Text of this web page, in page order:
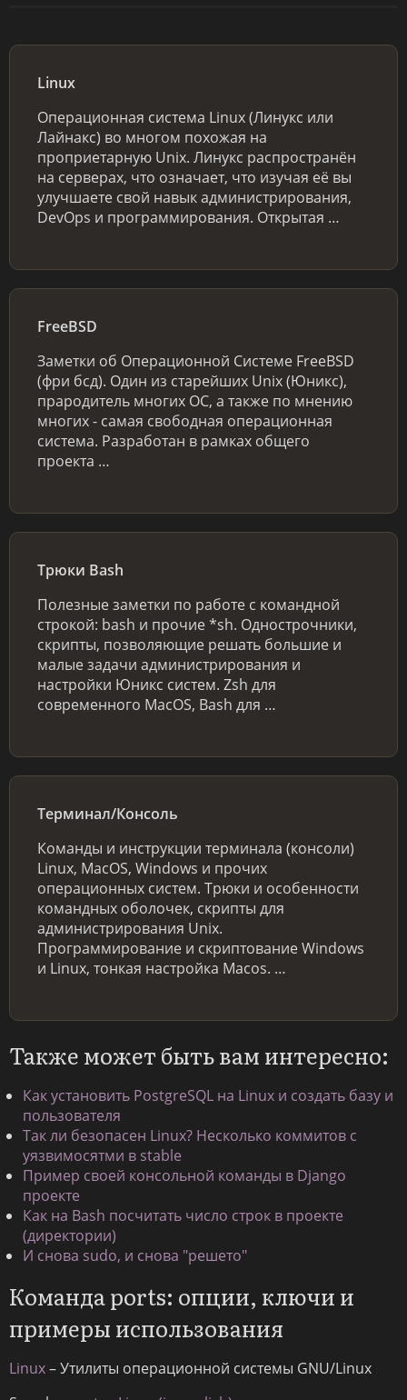
Linux
Операционная система Linux (Линукс или
Лайнакс) во многом похожая на
проприетарную Unix. Линукс распространён
на серверах, что означает, что изучая её вы
улучшаете свой навык администрирования,
DevOps и программирования. Открытая …
FreeBSD
Заметки об Операционной Системе FreeBSD
(фри бсд). Один из старейших Unix (Юникс),
прародитель многих ОС, а также по мнению
многих - самая свободная операционная
система. Разработан в рамках общего
проекта …
Трюки Bash
Полезные заметки по работе с командной
строкой: bash и прочие *sh. Однострочники,
скрипты, позволяющие решать большие и
малые задачи администрирования и
настройки Юникс систем. Zsh для
современного MacOS, Bash для …
Терминал/Консоль
Команды и инструкции терминала (консоли)
Linux, MacOS, Windows и прочих
операционных систем. Трюки и особенности
командных оболочек, скрипты для
администрирования Unix.
Программирование и скриптование Windows
и Linux, тонкая настройка Macos. …
Также может быть вам интересно:
Как установить PostgreSQL на Linux и создать базу и
пользователя
Так ли безопасен Linux? Несколько коммитов с
уязвимосятми в stable
Пример своей консольной команды в Django
проекте
Как на Bash посчитать число строк в проекте
(директории)
И снова sudo, и снова "решето"
Команда ports: опции, ключи и
примеры использования
Linux– Утилиты операционной системы GNU/Linux